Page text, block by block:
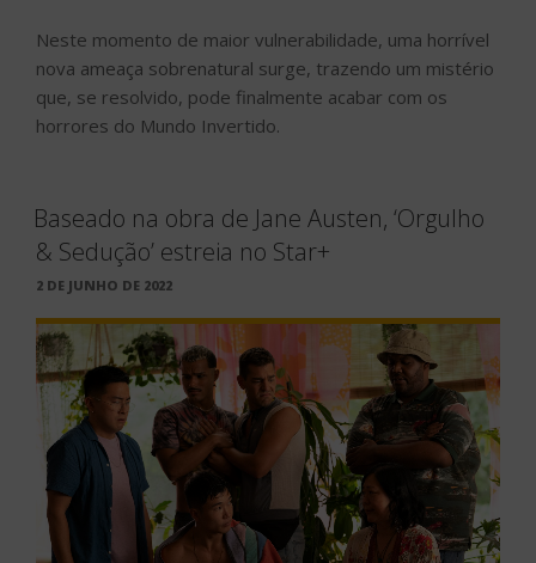
Neste momento de maior vulnerabilidade, uma horrível
nova ameaça sobrenatural surge, trazendo um mistério
que, se resolvido, pode finalmente acabar com os
horrores do Mundo Invertido.
Baseado na obra de Jane Austen, ‘Orgulho
& Sedução’ estreia no Star+
PUBLICADO
2 DE JUNHO DE 2022